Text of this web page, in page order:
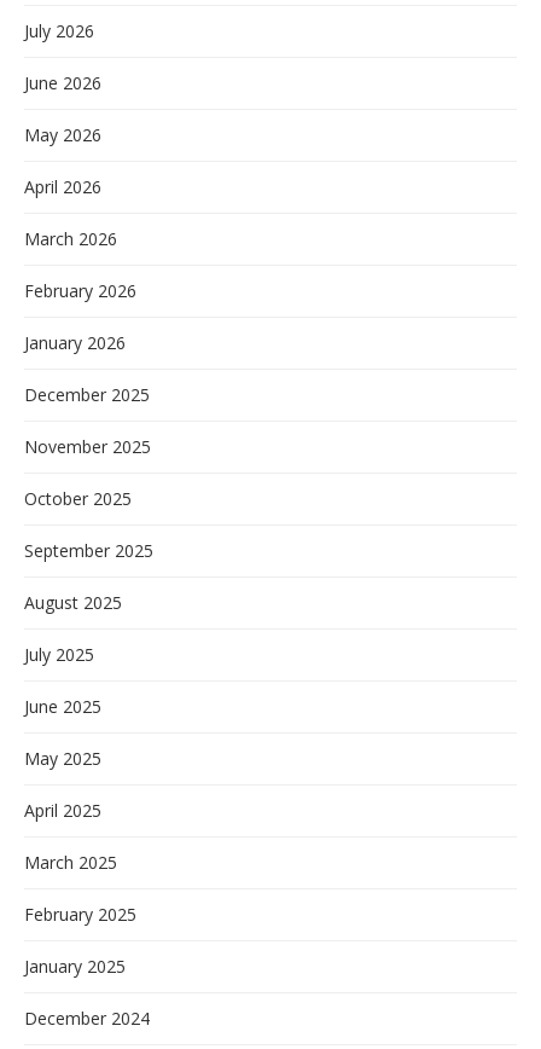
July 2026
June 2026
May 2026
April 2026
March 2026
February 2026
January 2026
December 2025
November 2025
October 2025
September 2025
August 2025
July 2025
June 2025
May 2025
April 2025
March 2025
February 2025
January 2025
December 2024